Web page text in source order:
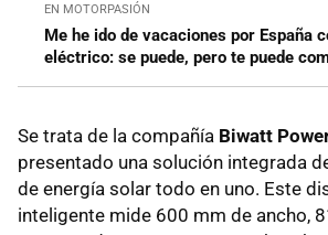
EN MOTORPASIÓN
Me he ido de vacaciones por España
eléctrico: se puede, pero te puede
Se trata de la compañía Biwatt
presentado una solución integrada
de energía solar todo en uno. Este
inteligente mide 600 mm de ancho,